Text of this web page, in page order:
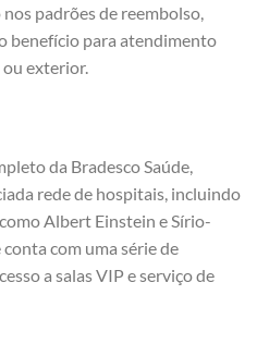
padrões de reembolso,
benefício para atendimento
exterior.
da Bradesco Saúde,
rede de hospitais, incluindo
Albert Einstein e Sírio-
com uma série de
a salas VIP e serviço de